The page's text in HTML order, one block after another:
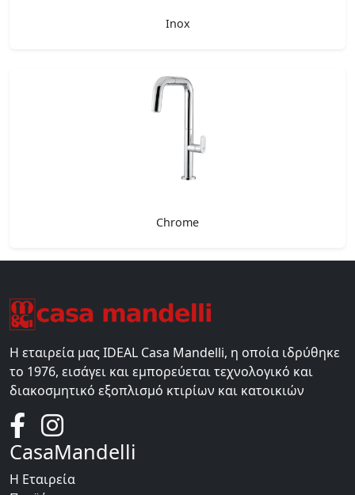
Inox
Chrome
Η εταιρεία μας IDEAL Casa Mandelli, η οποία ιδρύθηκε
το 1976, εισάγει και εμπορεύεται τεχνολογικό και
διακοσμητικό εξοπλισμό κτιρίων και κατοικιών
CasaMandelli
Η Εταιρεία